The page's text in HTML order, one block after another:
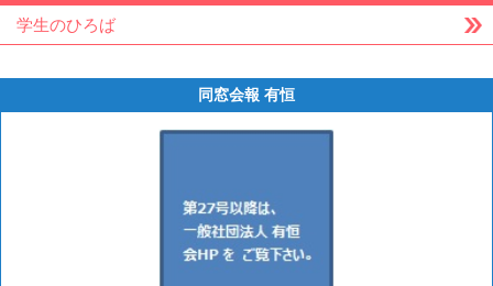
学生のひろば
同窓会報 有恒